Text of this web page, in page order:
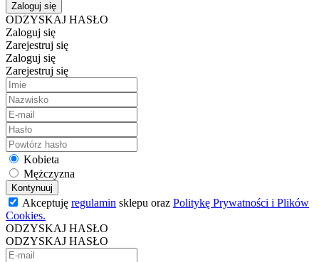
Zaloguj się
ODZYSKAJ HASŁO
Zaloguj się
Zarejestruj się
Zaloguj się
Zarejestruj się
Kobieta
Mężczyzna
Kontynuuj
Akceptuję regulamin sklepu oraz Politykę Prywatności i Plików
Cookies.
ODZYSKAJ HASŁO
ODZYSKAJ HASŁO